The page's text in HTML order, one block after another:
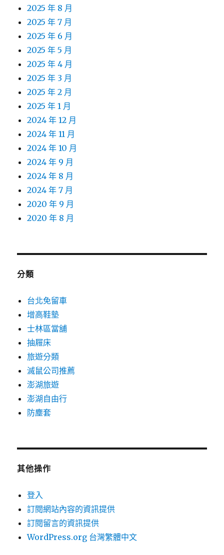
2025 年 8 月
2025 年 7 月
2025 年 6 月
2025 年 5 月
2025 年 4 月
2025 年 3 月
2025 年 2 月
2025 年 1 月
2024 年 12 月
2024 年 11 月
2024 年 10 月
2024 年 9 月
2024 年 8 月
2024 年 7 月
2020 年 9 月
2020 年 8 月
分類
台北免留車
增高鞋墊
士林區當舖
抽屜床
旅遊分類
滅鼠公司推薦
澎湖旅遊
澎湖自由行
防塵套
其他操作
登入
訂閱網站內容的資訊提供
訂閱留言的資訊提供
WordPress.org 台灣繁體中文